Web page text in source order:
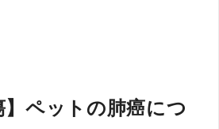
】ペットの肺癌につ